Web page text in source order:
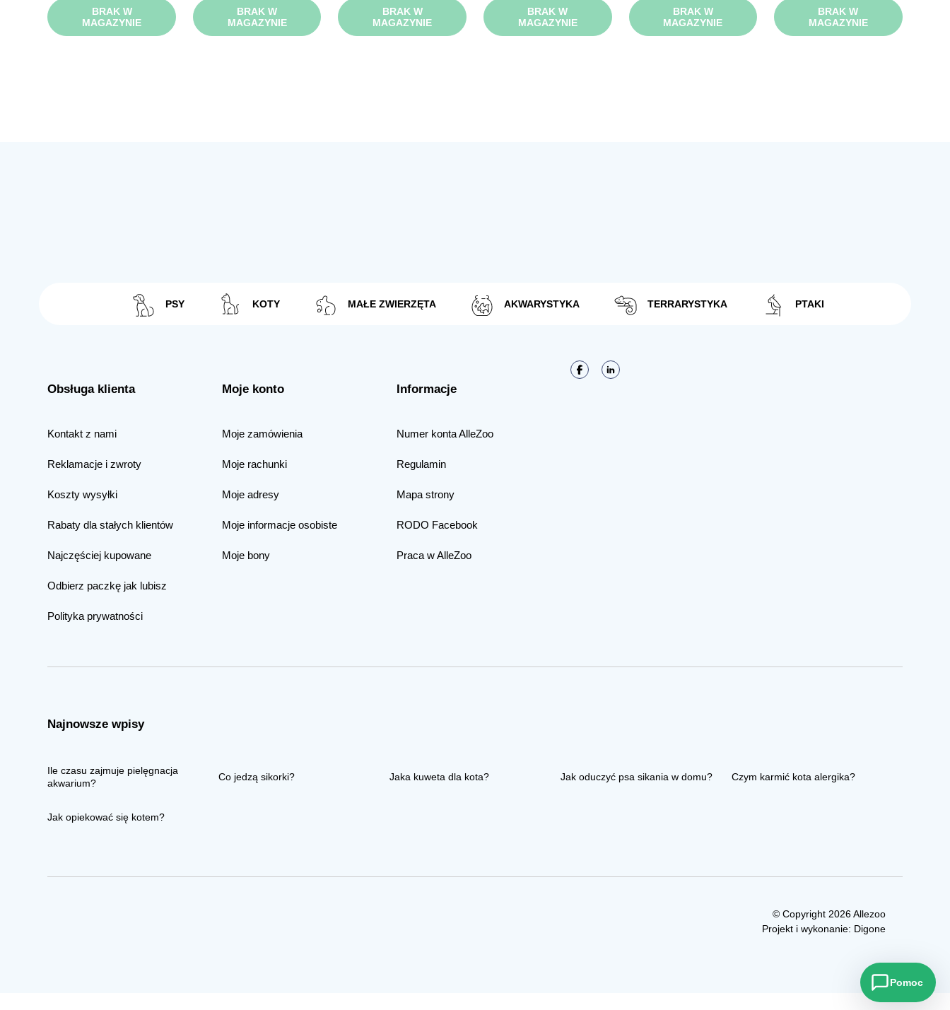
BRAK W
MAGAZYNIE
BRAK W
MAGAZYNIE
BRAK W
MAGAZYNIE
BRAK W
MAGAZYNIE
BRAK W
MAGAZYNIE
BRAK W
MAGAZYNIE
PSY KOTY MAŁE ZWIERZĘTA AKWARYSTYKA TERRARYSTYKA PTAKI
Obsługa klienta
Kontakt z nami
Reklamacje i zwroty
Koszty wysyłki
Rabaty dla stałych klientów
Najczęściej kupowane
Odbierz paczkę jak lubisz
Polityka prywatności
Moje konto
Moje zamówienia
Moje rachunki
Moje adresy
Moje informacje osobiste
Moje bony
Informacje
Numer konta AlleZoo
Regulamin
Mapa strony
RODO Facebook
Praca w AlleZoo
Najnowsze wpisy
Ile czasu zajmuje pielęgnacja
akwarium?
Co jedzą sikorki? Jaka kuweta dla kota? Jak oduczyć psa sikania w domu? Czym karmić kota alergika?
Jak opiekować się kotem?
© Copyright 2026 Allezoo
Projekt i wykonanie: Digone
Pomoc